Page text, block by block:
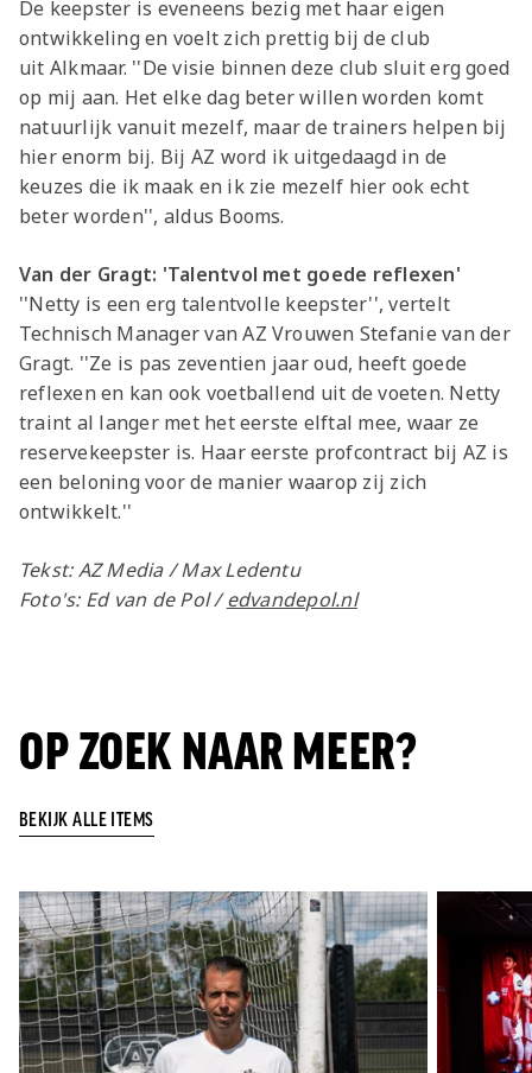
De keepster is eveneens bezig met haar eigen
ontwikkeling en voelt zich prettig bij de club
uit Alkmaar. ''De visie binnen deze club sluit erg goed
op mij aan. Het elke dag beter willen worden komt
natuurlijk vanuit mezelf, maar de trainers helpen bij
hier enorm bij. Bij AZ word ik uitgedaagd in de
keuzes die ik maak en ik zie mezelf hier ook echt
beter worden'', aldus Booms.
Van der Gragt: 'Talentvol met goede reflexen'
''Netty is een erg talentvolle keepster'', vertelt
Technisch Manager van AZ Vrouwen Stefanie van der
Gragt. ''Ze is pas zeventien jaar oud, heeft goede
reflexen en kan ook voetballend uit de voeten. Netty
traint al langer met het eerste elftal mee, waar ze
reservekeepster is. Haar eerste profcontract bij AZ is
een beloning voor de manier waarop zij zich
ontwikkelt.''
Tekst: AZ Media / Max Ledentu
Foto's: Ed van de Pol /edvandepol.nl
OP ZOEK NAAR MEER?
BEKIJK ALLE ITEMS